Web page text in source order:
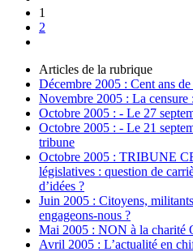
1
2
Articles de la rubrique
Décembre 2005 : Cent ans
Novembre 2005 : La
Octobre 2005 : - Le 27
Octobre 2005 : - Le 21
tribune
Octobre 2005 : TRIBUNE
législatives : question de
d’idées ?
Juin 2005 : Citoyens,
engageons-nous ?
Mai 2005 : NON à la charité
Avril 2005 : L’actualité en